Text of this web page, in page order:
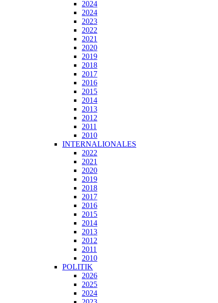
2024
2024
2023
2022
2021
2020
2019
2018
2017
2016
2015
2014
2013
2012
2011
2010
INTERNALIONALES
2022
2021
2020
2019
2018
2017
2016
2015
2014
2013
2012
2011
2010
POLITIK
2026
2025
2024